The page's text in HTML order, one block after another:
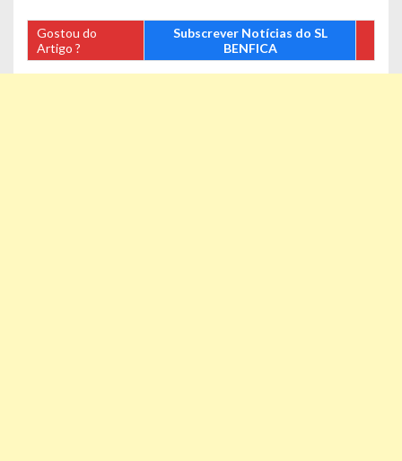
Gostou do
Artigo ?
Subscrever Notícias do SL
BENFICA